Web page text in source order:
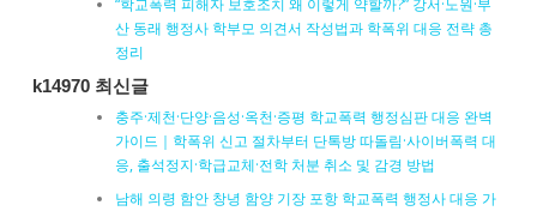
“학교폭력 피해자 보호조치 왜 이렇게 약할까?” 강서·노원·부
산 동래 행정사 학부모 의견서 작성법과 학폭위 대응 전략 총
정리
k14970 최신글
충주·제천·단양·음성·옥천·증평 학교폭력 행정심판 대응 완벽
가이드｜학폭위 신고 절차부터 단톡방 따돌림·사이버폭력 대
응, 출석정지·학급교체·전학 처분 취소 및 감경 방법
남해 의령 함안 창녕 함양 기장 포항 학교폭력 행정사 대응 가